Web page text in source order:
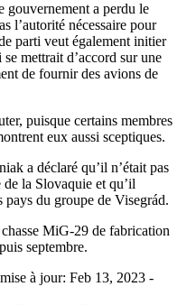
gouvernement a perdu le
l’autorité nécessaire pour
parti veut également initier
mettrait d’accord sur une
de fournir des avions de
puisque certains membres
eux aussi sceptiques.
a déclaré qu’il n’était pas
la Slovaquie et qu’il
du groupe de Visegrád.
MiG-29 de fabrication
septembre.
à jour: Feb 13, 2023 -